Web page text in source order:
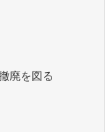
廃を図る